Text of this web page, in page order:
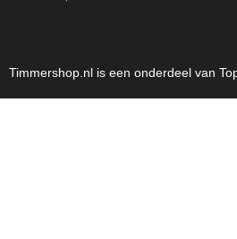
Timmershop.nl is een onderdeel van